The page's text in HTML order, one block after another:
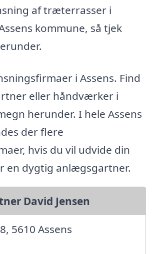
af træterrasser i
kommune, så tjek
i Assens. Find
eller håndværker i
herunder. I hele Assens
der flere
hvis du vil udvide din
en dygtig anlægsgartner.
David Jensen
5610 Assens